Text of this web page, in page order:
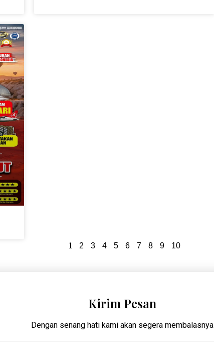
1 2 3 4 5 6 7 8 9 10
Kirim Pesan
Dengan senang hati kami akan segera membalasnya